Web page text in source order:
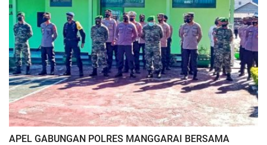
APEL GABUNGAN POLRES MANGGARAI BERSAMA